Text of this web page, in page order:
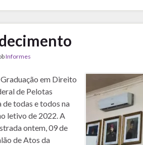
Informes
em Direito
de Pelotas
de todas e todos na
letivo de 2022. A
ontem, 09 de
de Atos da